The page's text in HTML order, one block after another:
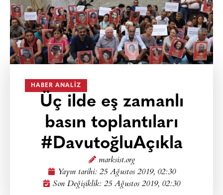
HABER ANALIZ
Üç ilde eş zamanlı
basın toplantıları
#DavutoğluAçıkla
marksist.org
Yayın tarihi: 25 Ağustos 2019, 02:30
Son Değişiklik: 25 Ağustos 2019, 02:30